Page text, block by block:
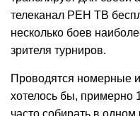
телеканал РЕН ТВ
несколько боев
зрителя турниров.
Проводятся номерные
хотелось бы, примерно
часто собирать в